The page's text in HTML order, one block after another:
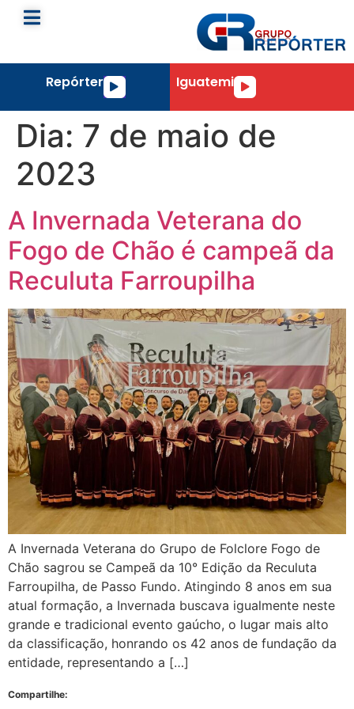
RepórterTocador
áudio
IguatemiTocador
áudio
Dia: 7 de maio de
2023
A Invernada Veterana do
Fogo de Chão é campeã da
Reculuta Farroupilha
A Invernada Veterana do Grupo de Folclore Fogo de
Chão sagrou se Campeã da 10° Edição da Reculuta
Farroupilha, de Passo Fundo. Atingindo 8 anos em sua
atual formação, a Invernada buscava igualmente neste
grande e tradicional evento gaúcho, o lugar mais alto
da classificação, honrando os 42 anos de fundação da
entidade, representando a […]
Compartilhe: